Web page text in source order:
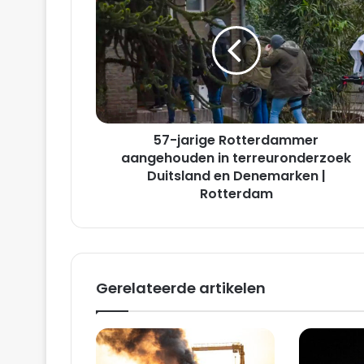
Rotterdammer
aangehouden
terreuronderzoek
Duitsland
en
Denemarken
Rotterdam
57-jarige Rotterdammer
aangehouden in terreuronderzoek
Duitsland en Denemarken |
Rotterdam
Gerelateerde artikelen